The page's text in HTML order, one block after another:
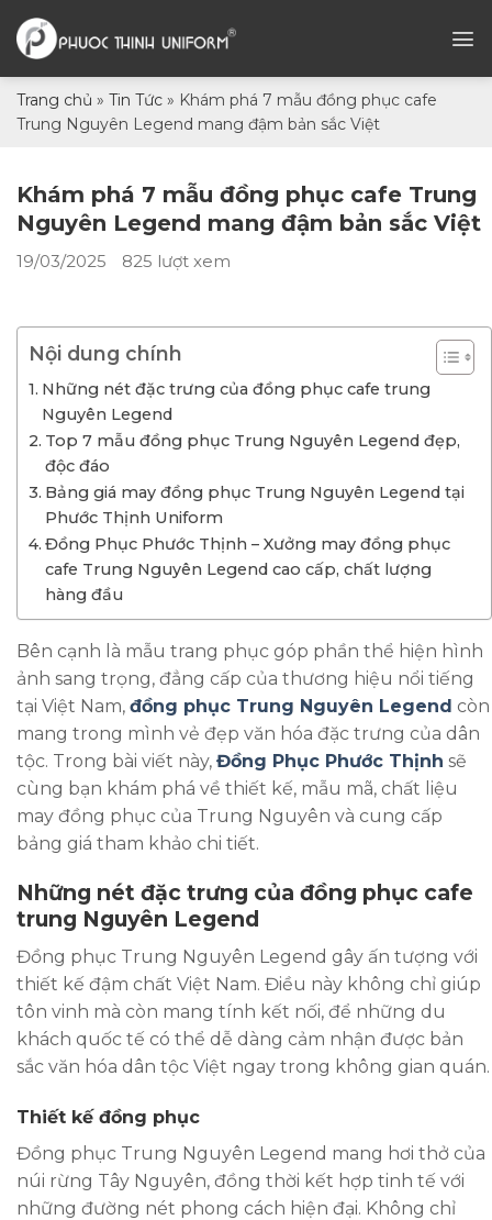
đến
dungTrang chủ » Tin Tức » Khám phá 7 mẫu đồng phục cafe
Trung Nguyên Legend mang đậm bản sắc Việt
Khám phá 7 mẫu đồng phục cafe Trung
Nguyên Legend mang đậm bản sắc Việt
19/03/2025 825 lượt xem
Nội dung chính
Những nét đặc trưng của đồng phục cafe trung
Nguyên Legend
Top 7 mẫu đồng phục Trung Nguyên Legend đẹp,
độc đáo
Bảng giá may đồng phục Trung Nguyên Legend tại
Phước Thịnh Uniform
Đồng Phục Phước Thịnh – Xưởng may đồng phục
cafe Trung Nguyên Legend cao cấp, chất lượng
hàng đầu
Bên cạnh là mẫu trang phục góp phần thể hiện hình
ảnh sang trọng, đẳng cấp của thương hiệu nổi tiếng
tại Việt Nam, đồng phục Trung Nguyên Legend còn
mang trong mình vẻ đẹp văn hóa đặc trưng của dân
tộc. Trong bài viết này, Đồng Phục Phước Thịnh sẽ
cùng bạn khám phá về thiết kế, mẫu mã, chất liệu
may đồng phục của Trung Nguyên và cung cấp
bảng giá tham khảo chi tiết.
Những nét đặc trưng của đồng phục cafe
trung Nguyên Legend
Đồng phục Trung Nguyên Legend gây ấn tượng với
thiết kế đậm chất Việt Nam. Điều này không chỉ giúp
tôn vinh mà còn mang tính kết nối, để những du
khách quốc tế có thể dễ dàng cảm nhận được bản
sắc văn hóa dân tộc Việt ngay trong không gian quán.
Thiết kế đồng phục
Đồng phục Trung Nguyên Legend mang hơi thở của
núi rừng Tây Nguyên, đồng thời kết hợp tinh tế với
những đường nét phong cách hiện đại. Không chỉ